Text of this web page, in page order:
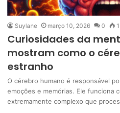
Suylane março 10, 2026 0
Curiosidades da
mostram como o
estranho
O cérebro humano é responsável
emoções e memórias. Ele funciona
extremamente complexo que